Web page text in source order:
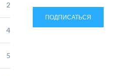
2
4
5
ПОДПИСАТЬСЯ